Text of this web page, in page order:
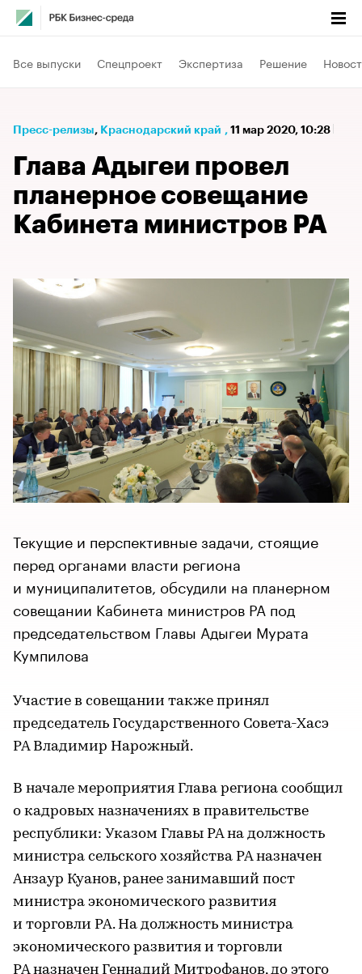
Все выпуски Спецпроект Экспертиза Решение
Пресс-релизы⁠, Краснодарский край , 11 мар 2020, 10:28
Глава Адыгеи провел
планерное совещание
Кабинета министров РА
Текущие и перспективные задачи, стоящие
перед органами власти региона
и муниципалитетов, обсудили на планерном
совещании Кабинета министров РА под
председательством Главы Адыгеи Мурата
Кумпилова
Участие в совещании также принял
председатель Государственного Совета-Хасэ
РА Владимир Нарожный.
В начале мероприятия Глава региона сообщил
о кадровых назначениях в правительстве
республики: Указом Главы РА на должность
министра сельского хозяйства РА назначен
Анзаур Куанов, ранее занимавший пост
министра экономического развития
и торговли РА. На должность министра
экономического развития и торговли
РА назначен Геннадий Митрофанов, до этого